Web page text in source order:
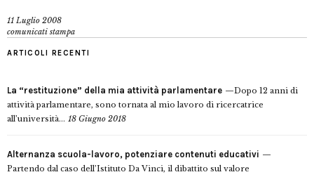
11 Luglio 2008
comunicati stampa
ARTICOLI RECENTI
La “restituzione” della mia attività parlamentare
Dopo 12 anni di
attività parlamentare, sono tornata al mio lavoro di ricercatrice
all’università... 18 Giugno 2018
Alternanza scuola-lavoro, potenziare contenuti educativi
Partendo dal caso dell’Istituto Da Vinci, il dibattito sul valore